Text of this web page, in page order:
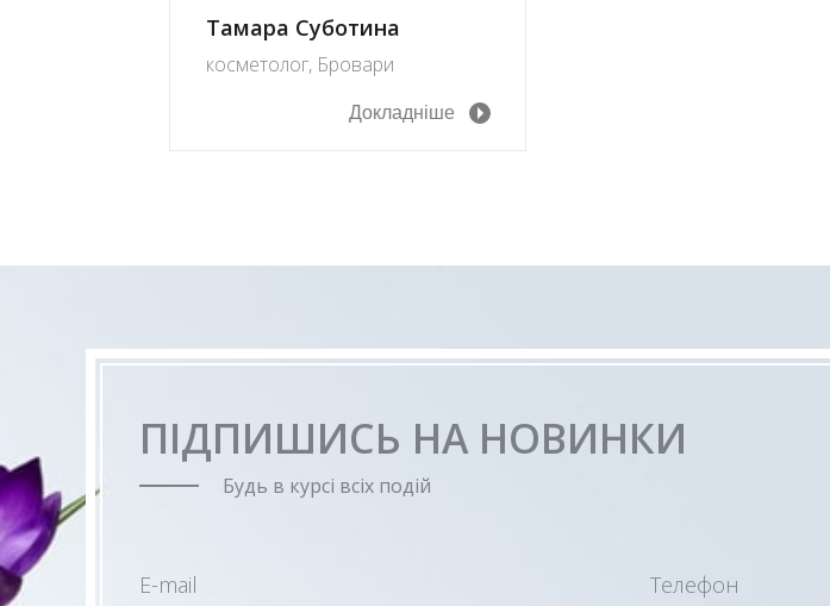
Тамара Суботина
косметолог, Бровари
Докладніше
ПІДПИШИСЬ НА НОВИНКИ
Будь в курсі всіх подій
E-mail Телефон